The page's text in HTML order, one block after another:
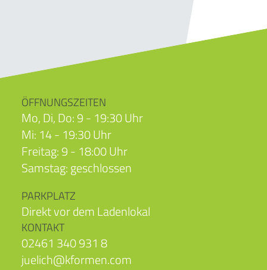
ÖFFNUNGSZEITEN
Mo, Di, Do: 9 - 19:30 Uhr
Mi: 14 - 19:30 Uhr
Freitag: 9 - 18:00 Uhr
Samstag: geschlossen
PARKPLATZ
Direkt vor dem Ladenlokal
KONTAKT
02461 340 931 8
juelich@kformen.com